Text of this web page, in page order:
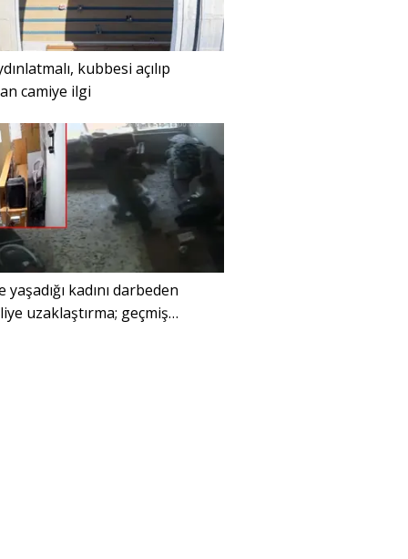
kubbesi açılıp
camiye ilgi
kadını darbeden
uzaklaştırma; geçmiş